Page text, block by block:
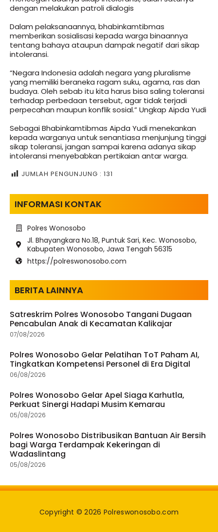
dengan melakukan patroli dialogis
Dalam pelaksanaannya, bhabinkamtibmas
memberikan sosialisasi kepada warga binaannya
tentang bahaya ataupun dampak negatif dari sikap
intoleransi.
“Negara Indonesia adalah negara yang pluralisme
yang memiliki beraneka ragam suku, agama, ras dan
budaya. Oleh sebab itu kita harus bisa saling toleransi
terhadap perbedaan tersebut, agar tidak terjadi
perpecahan maupun konflik sosial.” Ungkap Aipda Yudi
Sebagai Bhabinkamtibmas Aipda Yudi menekankan
kepada warganya untuk senantiasa menjunjung tinggi
sikap toleransi, jangan sampai karena adanya sikap
intoleransi menyebabkan pertikaian antar warga.
JUMLAH PENGUNJUNG : 131
INFORMASI KONTAK
Polres Wonosobo
Jl. Bhayangkara No.18, Puntuk Sari, Kec. Wonosobo,
Kabupaten Wonosobo, Jawa Tengah 56315
https://polreswonosobo.com
BERITA LAINNYA
Satreskrim Polres Wonosobo Tangani Dugaan
Pencabulan Anak di Kecamatan Kalikajar
07/08/2026
Polres Wonosobo Gelar Pelatihan ToT Paham AI,
Tingkatkan Kompetensi Personel di Era Digital
06/08/2026
Polres Wonosobo Gelar Apel Siaga Karhutla,
Perkuat Sinergi Hadapi Musim Kemarau
05/08/2026
Polres Wonosobo Distribusikan Bantuan Air Bersih
bagi Warga Terdampak Kekeringan di
Wadaslintang
05/08/2026
Copyright © 2026 Polreswonosobo.com